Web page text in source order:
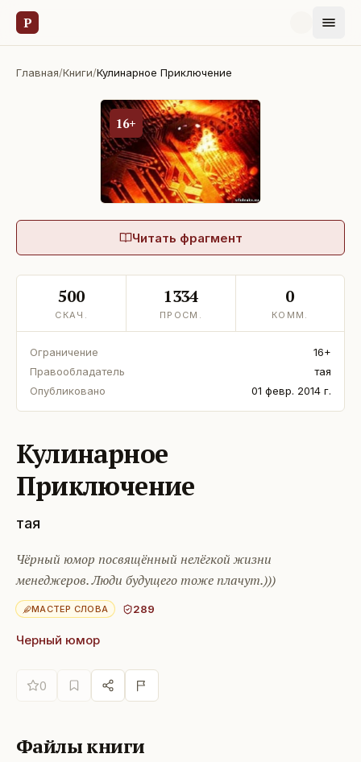
Р
Главная/Книги/Кулинарное Приключение
16+
Читать фрагмент
500
СКАЧ.
1334
ПРОСМ.
0
КОММ.
Ограничение
16+
Правообладатель
тая
Опубликовано
01 февр. 2014 г.
Кулинарное
Приключение
тая
Чёрный юмор посвящённый нелёгкой жизни
менеджеров. Люди будущего тоже плачут.)))
МАСТЕР СЛОВА 289
Черный юмор
0
Файлы книги